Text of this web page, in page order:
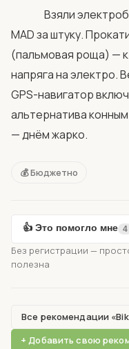
MAD за штуку.
(пальмовая роща) —
напряга на электро.
GPS-навигатор
альтернатива
— днём жарко.
💰 Бюджетно
👍 Это помогло мне 4
Без регистрации —
полезна
Все рекомендации
+ Добавить свою